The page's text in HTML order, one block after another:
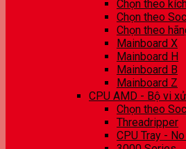
Chọn theo
Chọn theo
Chọn theo
Mainboard X
Mainboard H
Mainboard B
Mainboard Z
CPU AMD - Bộ vi
Chọn theo
Threadripper
CPU Tray -